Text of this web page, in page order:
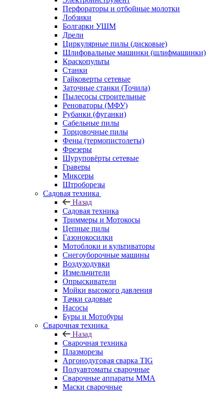
Перфораторы и отбойные молотки
Лобзики
Болгарки УШМ
Дрели
Циркулярные пилы (дисковые)
Шлифовальные машинки (шлифмашинки)
Краскопульты
Станки
Гайковерты сетевые
Заточные станки (Точила)
Пылесосы строительные
Реноваторы (МФУ)
Рубанки (фуганки)
Сабельные пилы
Торцовочные пилы
Фены (термопистолеты)
Фрезеры
Шуруповёрты сетевые
Граверы
Миксеры
Штроборезы
Садовая техника
Назад
Садовая техника
Триммеры и Мотокосы
Цепные пилы
Газонокосилки
Мотоблоки и культиваторы
Снегоуборочные машины
Воздуходувки
Измельчители
Опрыскиватели
Мойки высокого давления
Тачки садовые
Насосы
Буры и Мотобуры
Сварочная техника
Назад
Сварочная техника
Плазморезы
Аргонодуговая сварка TIG
Полуавтоматы сварочные
Сварочные аппараты ММА
Маски сварочные